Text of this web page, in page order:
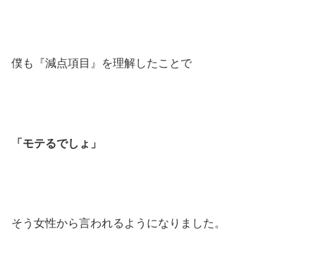
僕も『減点項目』を理解したことで
「モテるでしょ」
そう女性から言われるようになりました。